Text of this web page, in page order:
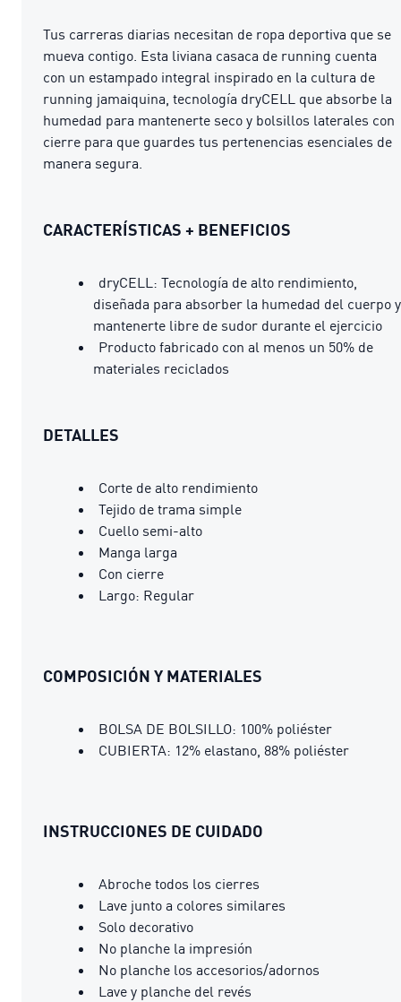
Tus carreras diarias necesitan de ropa deportiva que se
mueva contigo. Esta liviana casaca de running cuenta
con un estampado integral inspirado en la cultura de
running jamaiquina, tecnología dryCELL que absorbe la
humedad para mantenerte seco y bolsillos laterales con
cierre para que guardes tus pertenencias esenciales de
manera segura.
CARACTERÍSTICAS + BENEFICIOS
dryCELL: Tecnología de alto rendimiento,
diseñada para absorber la humedad del cuerpo y
mantenerte libre de sudor durante el ejercicio
Producto fabricado con al menos un 50% de
materiales reciclados
DETALLES
Corte de alto rendimiento
Tejido de trama simple
Cuello semi-alto
Manga larga
Con cierre
Largo: Regular
COMPOSICIÓN Y MATERIALES
BOLSA DE BOLSILLO: 100% poliéster
CUBIERTA: 12% elastano, 88% poliéster
INSTRUCCIONES DE CUIDADO
Abroche todos los cierres
Lave junto a colores similares
Solo decorativo
No planche la impresión
No planche los accesorios/adornos
Lave y planche del revés